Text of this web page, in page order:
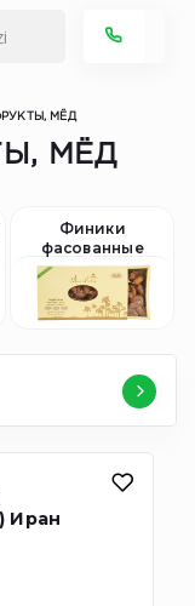
МЁД
МЁД
Финики
фасованные
Иран